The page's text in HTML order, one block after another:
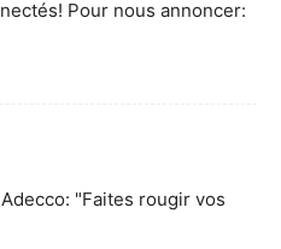
Pour nous annoncer:
"Faites rougir vos